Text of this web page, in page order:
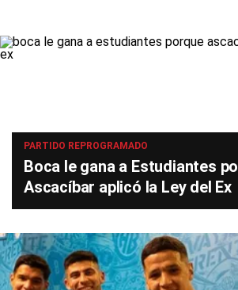
PARTIDO REPROGRAMADO
Boca le gana a Estudiantes
Ascacíbar aplicó la Ley del Ex